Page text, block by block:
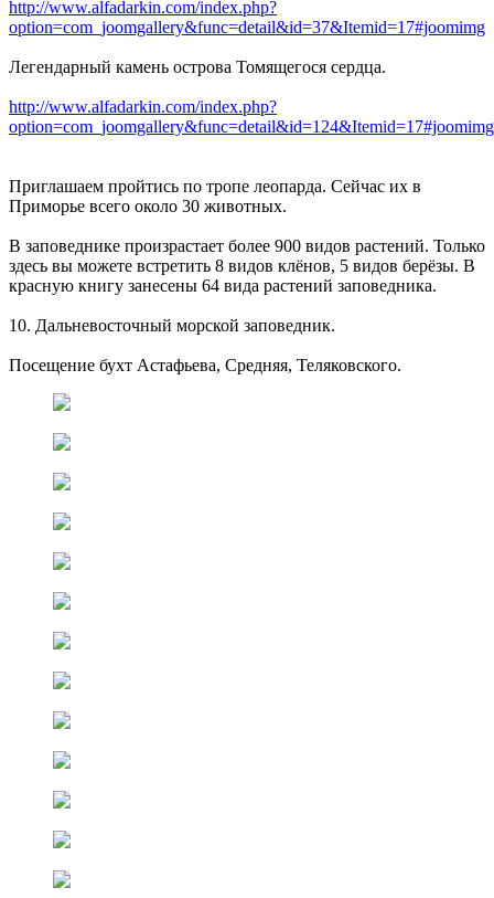
http://www.alfadarkin.com/index.php?
option=com_joomgallery&func=detail&id=37&Itemid=17#joomimg
Легендарный камень острова Томящегося сердца.
http://www.alfadarkin.com/index.php?
option=com_joomgallery&func=detail&id=124&Itemid=17#joomimg
Приглашаем пройтись по тропе леопарда. Сейчас их в
Приморье всего около 30 животных.
В заповеднике произрастает более 900 видов растений. Только
здесь вы можете встретить 8 видов клёнов, 5 видов берёзы. В
красную книгу занесены 64 вида растений заповедника.
10. Дальневосточный морской заповедник.
Посещение бухт Астафьева, Средняя, Теляковского.